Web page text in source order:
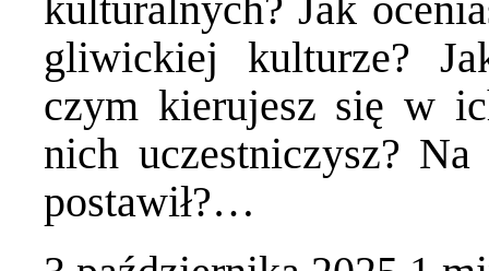
gliwickiej kulturze?
czym kierujesz się w
nich uczestniczysz?
postawił?…